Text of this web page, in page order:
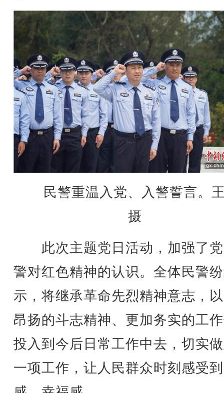
民警重温入党、入警誓言。
摄
此次主题党日活动，加强了
警对红色精神的认识。全体民警
示，将继承革命先烈精神意志，
昂扬的斗志精神、更加务实的工
投入到今后日常工作中去，切实
一项工作，让人民群众时刻感受